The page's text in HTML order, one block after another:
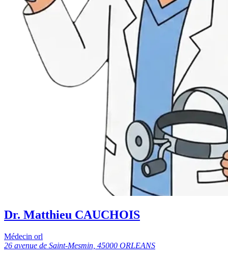
Dr. Matthieu CAUCHOIS
Médecin orl
26 avenue de Saint-Mesmin, 45000 ORLEANS